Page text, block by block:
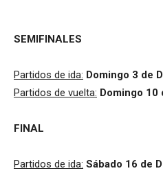
SEMIFINALES
Partidos de ida: Domingo 3 de
Partidos de vuelta: Domingo 10
FINAL
Partidos de ida: Sábado 16 de